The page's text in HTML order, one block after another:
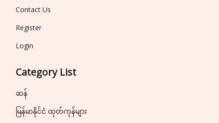
Contact Us
Register
Login
Category List
ဆန်
မြန်မာနိုင်ငံ ထုတ်ကုန်များ